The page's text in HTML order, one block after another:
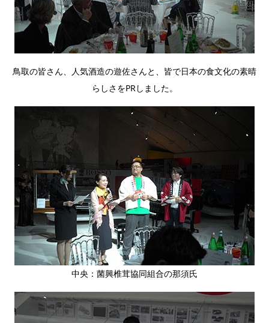
鳥取の皆さん、人気酒造の遊佐さんと、皆で日本の食文化の素晴
らしさをPRしました。
中央：菌興椎茸協同組合の那須氏